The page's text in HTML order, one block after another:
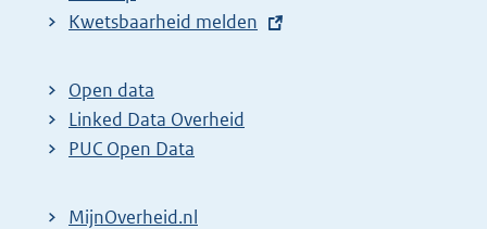
E
t
e
r
Kwetsbaarheid melden
Open data
Linked Data Overheid
PUC Open Data
MijnOverheid.nl